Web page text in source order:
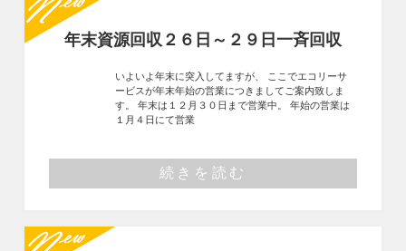
年末資源回収２６日～２９日一斉回収
いよいよ年末に突入してますが、 ここでエコリーサ
ービスが年末年始の営業につきましてご案内致しま
す。 年末は１２月３０日まで営業中。 年始の営業は
１月４日にて営業
続きを読む